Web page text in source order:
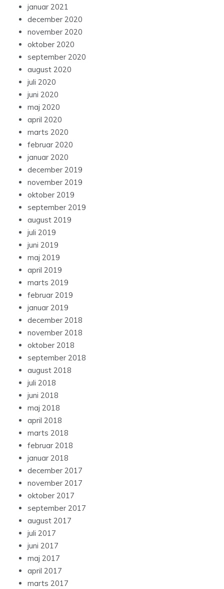
januar 2021
december 2020
november 2020
oktober 2020
september 2020
august 2020
juli 2020
juni 2020
maj 2020
april 2020
marts 2020
februar 2020
januar 2020
december 2019
november 2019
oktober 2019
september 2019
august 2019
juli 2019
juni 2019
maj 2019
april 2019
marts 2019
februar 2019
januar 2019
december 2018
november 2018
oktober 2018
september 2018
august 2018
juli 2018
juni 2018
maj 2018
april 2018
marts 2018
februar 2018
januar 2018
december 2017
november 2017
oktober 2017
september 2017
august 2017
juli 2017
juni 2017
maj 2017
april 2017
marts 2017